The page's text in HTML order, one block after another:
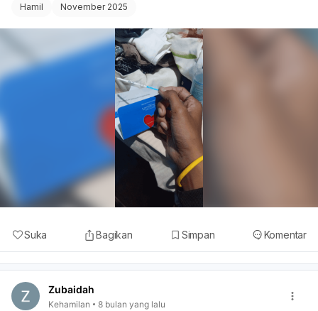
Hamil November 2025
Suka Bagikan Simpan Komentar
Zubaidah
Kehamilan 8 bulan yang lalu